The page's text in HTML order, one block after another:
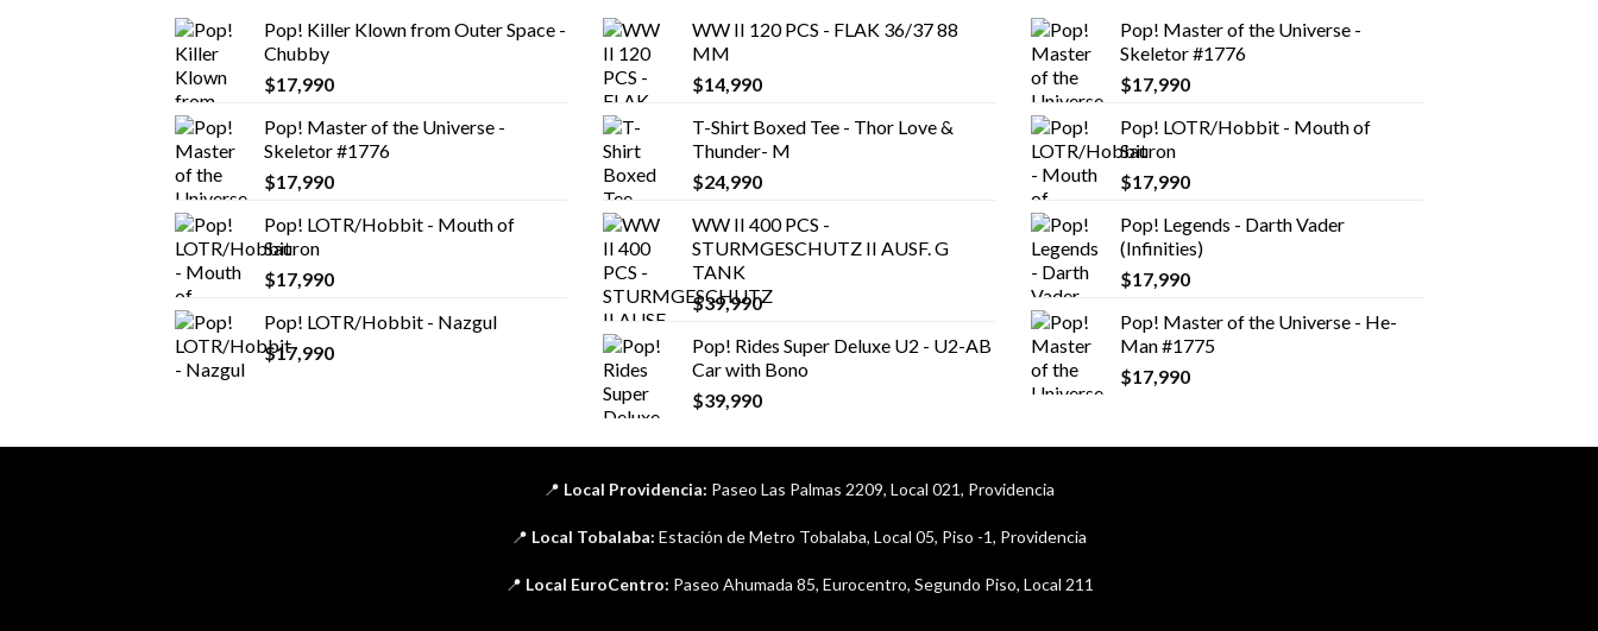
Pop! Killer Klown from Outer Space -
Chubby
$17,990
Pop! Master of the Universe -
Skeletor #1776
$17,990
Pop! LOTR/Hobbit - Mouth of
Sauron
$17,990
Pop! LOTR/Hobbit - Nazgul
$17,990
WW II 120 PCS - FLAK 36/37 88
MM
$14,990
T-Shirt Boxed Tee - Thor Love &
Thunder- M
$24,990
WW II 400 PCS -
STURMGESCHUTZ II AUSF. G
TANK
$39,990
Pop! Rides Super Deluxe U2 - U2-AB
Car with Bono
$39,990
Pop! Master of the Universe -
Skeletor #1776
$17,990
Pop! LOTR/Hobbit - Mouth of
Sauron
$17,990
Pop! Legends - Darth Vader
(Infinities)
$17,990
Pop! Master of the Universe - He-
Man #1775
$17,990
📍 Local Providencia: Paseo Las Palmas 2209, Local 021, Providencia
📍 Local Tobalaba: Estación de Metro Tobalaba, Local 05, Piso -1, Providencia
📍 Local EuroCentro: Paseo Ahumada 85, Eurocentro, Segundo Piso, Local 211